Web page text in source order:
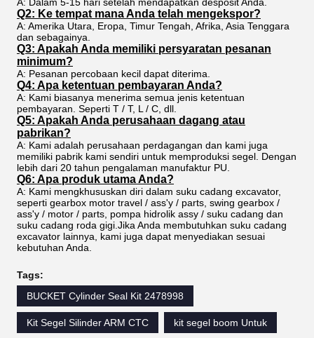
Q2: Ke tempat mana Anda telah mengekspor?
A: Amerika Utara, Eropa, Timur Tengah, Afrika, Asia Tenggara
dan sebagainya.
Q3: Apakah Anda memiliki persyaratan pesanan
minimum?
A: Pesanan percobaan kecil dapat diterima.
Q4: Apa ketentuan pembayaran Anda?
A: Kami biasanya menerima semua jenis ketentuan
pembayaran. Seperti T / T, L / C, dll.
Q5: Apakah Anda perusahaan dagang atau
pabrikan?
A: Kami adalah perusahaan perdagangan dan kami juga
memiliki pabrik kami sendiri untuk memproduksi segel. Dengan
lebih dari 20 tahun pengalaman manufaktur PU.
Q6: Apa produk utama Anda?
A: Kami mengkhususkan diri dalam suku cadang excavator,
seperti gearbox motor travel / ass'y / parts, swing gearbox /
ass'y / motor / parts, pompa hidrolik assy / suku cadang dan
suku cadang roda gigi.Jika Anda membutuhkan suku cadang
excavator lainnya, kami juga dapat menyediakan sesuai
kebutuhan Anda.
Tags:
BUCKET Cylinder Seal Kit 2478998
Kit Segel Silinder ARM CTC kit segel boom Untuk